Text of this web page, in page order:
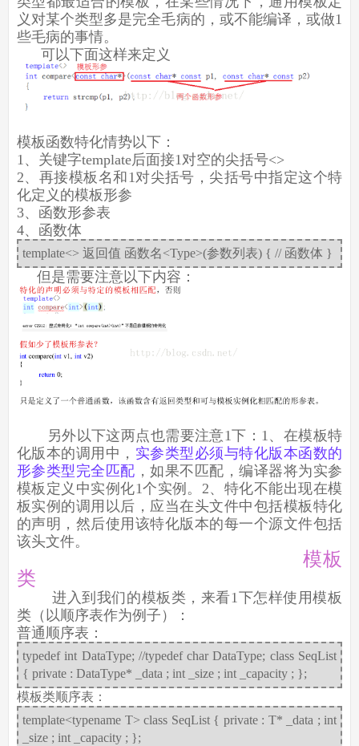
义对某个类型多是完全毛病的，或不能编译，或做1
些毛病的事情。
可以下面这样来定义
模板函数特化情势以下：
1、关键字template后面接1对空的尖括号<>
2、再接模板名和1对尖括号，尖括号中指定这个特
化定义的模板形参
3、函数形参表
4、函数体
template<> 返回值 函数名<Type>(参数列表) { // 函数体 }
但是需要注意以下内容：
另外以下这两点也需要注意1下：1、在模板特
化版本的调用中， 实参类型必须与特化版本函数的
形参类型完全匹配 ，如果不匹配，编译器将为实参
模板定义中实例化1个实例。2、特化不能出现在模
板实例的调用以后，应当在头文件中包括模板特化
的声明，然后使用该特化版本的每一个源文件包括
该头文件。
模板
类
进入到我们的模板类，来看1下怎样使用模板
类（以顺序表作为例子）：
普通顺序表：
typedef int DataType; //typedef char DataType; class SeqList
{ private : DataType* _data ; int _size ; int _capacity ; };
模板类顺序表：
template<typename T> class SeqList { private : T* _data ; int
_size ; int _capacity ; };